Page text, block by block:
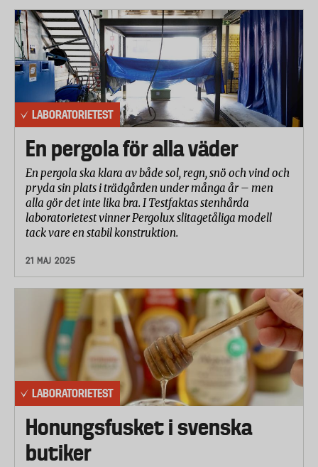
LABORATORIETEST
En pergola för alla väder
En pergola ska klara av både sol, regn, snö och vind och
pryda sin plats i trädgården under många år – men
alla gör det inte lika bra. I Testfaktas stenhårda
laboratorietest vinner Pergolux slitagetåliga modell
tack vare en stabil konstruktion.
21 MAJ 2025
LABORATORIETEST
Honungsfusket i svenska
butiker